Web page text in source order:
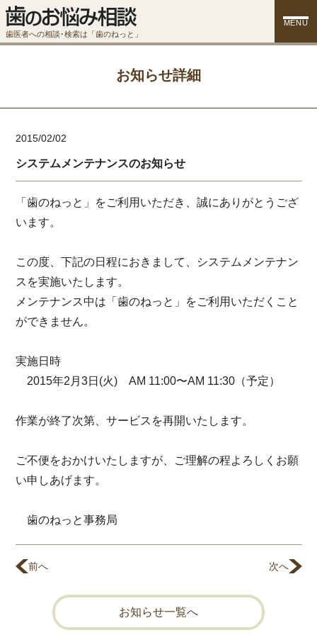
歯医者への相談･検索は「歯のねっと」
MENU
お知らせ詳細
2015/02/02
システムメンテナンスのお知らせ
「歯のねっと」をご利用いただき、誠にありがとうござ
います。
この度、下記の日程におきまして、システムメンテナン
スを実施いたします。
メンテナンス中は「歯のねっと」をご利用いただくこと
ができません。
実施日時
2015年2月3日(火) AM 11:00〜AM 11:30（予定）
作業が終了次第、サービスを再開いたします。
ご不便をおかけいたしますが、ご理解の程よろしくお願
い申しあげます。
歯のねっと事務局
前へ 次へ
お知らせ一覧へ